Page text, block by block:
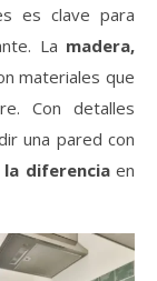
es clave para
La madera,
materiales que
Con detalles
una pared con
la diferenciaen